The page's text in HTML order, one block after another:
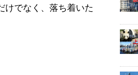
けでなく、落ち着いた